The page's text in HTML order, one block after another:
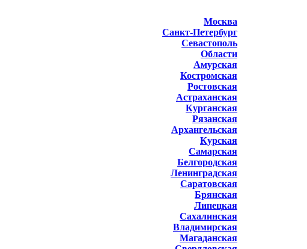
Москва
Санкт-Петербург
Севастополь
Области
Амурская
Костромская
Ростовская
Астраханская
Курганская
Рязанская
Архангельская
Курская
Самарская
Белгородская
Ленинградская
Саратовская
Брянская
Липецкая
Сахалинская
Владимирская
Магаданская